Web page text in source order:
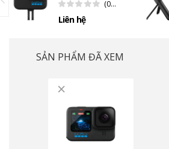
GoPro Hero 12 cũng được chế tạo đặc biệt
chống chịu mạnh mẽ trước các va chạm vật
trường xung quanh. Vì vậy mà người dùng
(0
Liên hệ
SẢN PHẨM ĐÃ XEM
×